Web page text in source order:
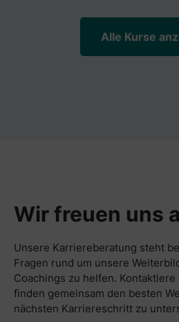
Alle Kurse
Wir freuen uns
Unsere Karriereberatung steht
Fragen rund um unsere
Coachings zu helfen.
finden gemeinsam den besten
nächsten Karriereschritt zu